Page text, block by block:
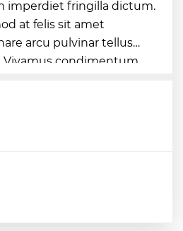
Kent Rehberi ve İmar Durumu
yenilendi
imperdiet fringilla dictum.
at felis sit amet
arcu pulvinar tellus
condimentum
faucibus sapien. Praese